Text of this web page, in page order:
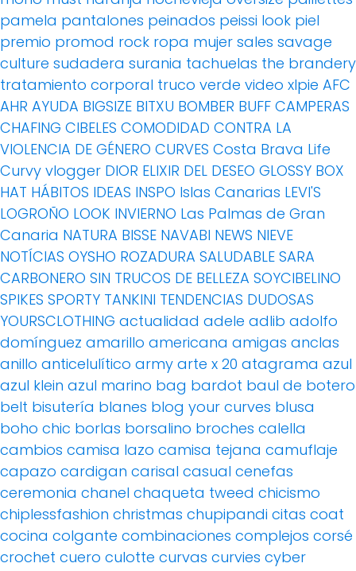
pamela pantalones peinados peissi look piel
premio promod rock ropa mujer sales savage
culture sudadera surania tachuelas the brandery
tratamiento corporal truco verde video xlpie AFC
AHR AYUDA BIGSIZE BITXU BOMBER BUFF CAMPERAS
CHAFING CIBELES COMODIDAD CONTRA LA
VIOLENCIA DE GÉNERO CURVES Costa Brava Life
Curvy vlogger DIOR ELIXIR DEL DESEO GLOSSY BOX
HAT HÁBITOS IDEAS INSPO Islas Canarias LEVI'S
LOGROÑO LOOK INVIERNO Las Palmas de Gran
Canaria NATURA BISSE NAVABI NEWS NIEVE
NOTÍCIAS OYSHO ROZADURA SALUDABLE SARA
CARBONERO SIN TRUCOS DE BELLEZA SOYCIBELINO
SPIKES SPORTY TANKINI TENDENCIAS DUDOSAS
YOURSCLOTHING actualidad adele adlib adolfo
domínguez amarillo americana amigas anclas
anillo anticelulítico army arte x 20 atagrama azul
azul klein azul marino bag bardot baul de botero
belt bisutería blanes blog your curves blusa
boho chic borlas borsalino broches calella
cambios camisa lazo camisa tejana camuflaje
capazo cardigan carisal casual cenefas
ceremonia chanel chaqueta tweed chicismo
chiplessfashion christmas chupipandi citas coat
cocina colgante combinaciones complejos corsé
crochet cuero culotte curvas curvies cyber